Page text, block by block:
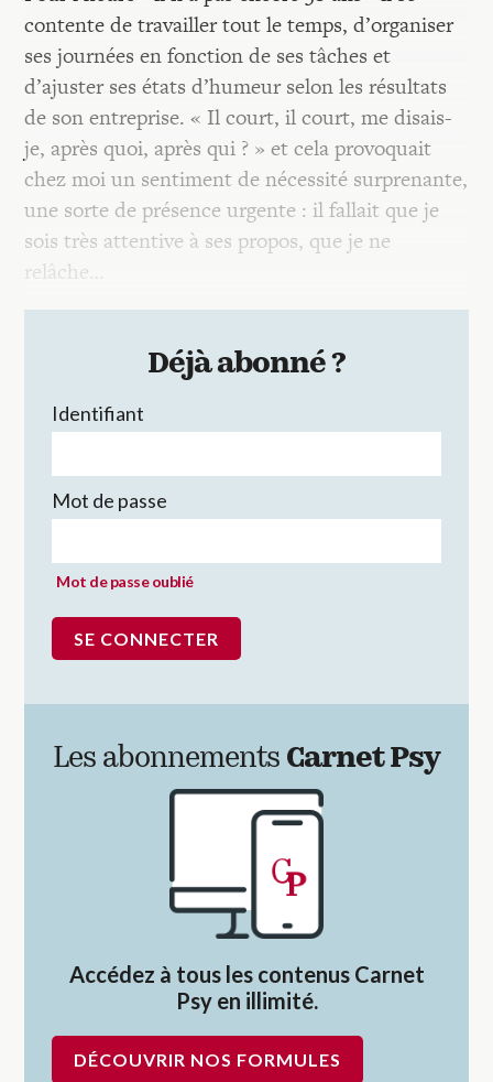
contente de travailler tout le temps, d’organiser
ses journées en fonction de ses tâches et
d’ajuster ses états d’humeur selon les résultats
de son entreprise. « Il court, il court, me disais-
je, après quoi, après qui ? » et cela provoquait
chez moi un sentiment de nécessité surprenante,
une sorte de présence urgente : il fallait que je
sois très attentive à ses propos, que je ne
relâche…
Déjà abonné ?
Identifiant
Mot de passe
Mot de passe oublié
Les abonnements Carnet Psy
Accédez à tous les contenus Carnet
Psy en illimité.
DÉCOUVRIR NOS FORMULES